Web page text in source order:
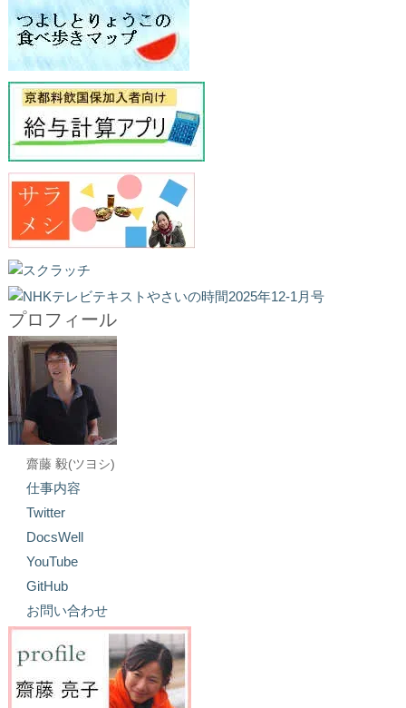
プロフィール
齋藤 毅(ツヨシ)
仕事内容
Twitter
DocsWell
YouTube
GitHub
お問い合わせ